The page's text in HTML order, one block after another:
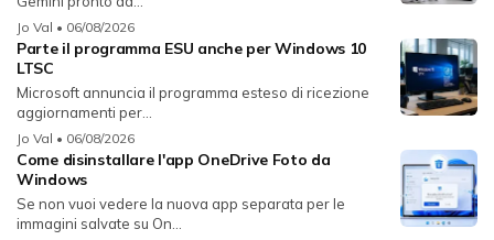
Jo Val • 06/08/2026
Parte il programma ESU anche per Windows 10
LTSC
Microsoft annuncia il programma esteso di ricezione
aggiornamenti per...
Jo Val • 06/08/2026
Come disinstallare l'app OneDrive Foto da
Windows
Se non vuoi vedere la nuova app separata per le
immagini salvate su On...